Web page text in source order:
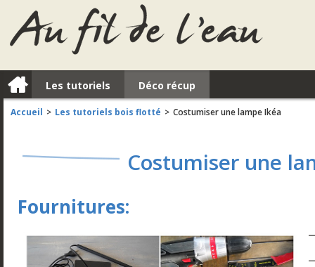
a Les tutoriels Déco récup
Accueil > Les tutoriels bois flotté > Costumiser une lampe Ikéa
Costumiser une
Fournitures:
–